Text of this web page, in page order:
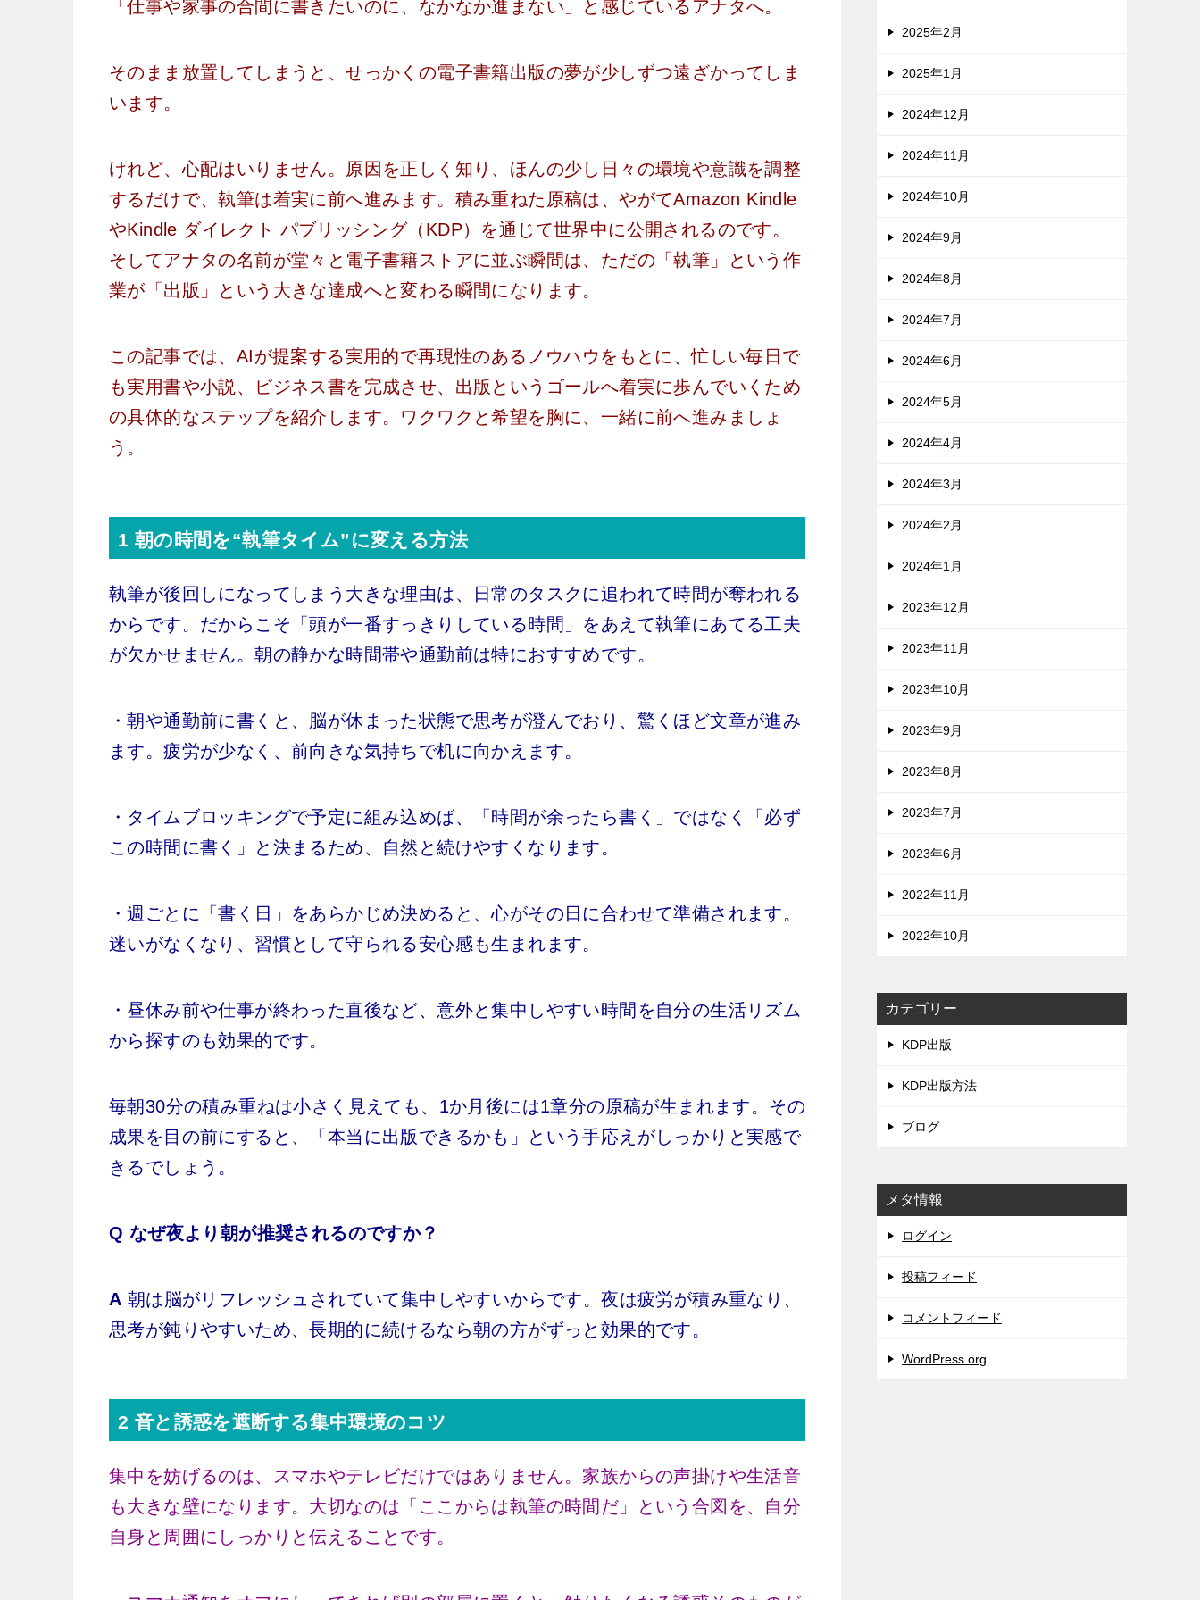
「仕事や家事の合間に書きたいのに、なかなか進まない」と感じているアナタへ。
そのまま放置してしまうと、せっかくの電子書籍出版の夢が少しずつ遠ざかってしま
います。
けれど、心配はいりません。原因を正しく知り、ほんの少し日々の環境や意識を調整
するだけで、執筆は着実に前へ進みます。積み重ねた原稿は、やがてAmazon Kindle
やKindle ダイレクト パブリッシング（KDP）を通じて世界中に公開されるのです。
そしてアナタの名前が堂々と電子書籍ストアに並ぶ瞬間は、ただの「執筆」という作
業が「出版」という大きな達成へと変わる瞬間になります。
この記事では、AIが提案する実用的で再現性のあるノウハウをもとに、忙しい毎日で
も実用書や小説、ビジネス書を完成させ、出版というゴールへ着実に歩んでいくため
の具体的なステップを紹介します。ワクワクと希望を胸に、一緒に前へ進みましょ
う。
1 朝の時間を“執筆タイム”に変える方法
執筆が後回しになってしまう大きな理由は、日常のタスクに追われて時間が奪われる
からです。だからこそ「頭が一番すっきりしている時間」をあえて執筆にあてる工夫
が欠かせません。朝の静かな時間帯や通勤前は特におすすめです。
・朝や通勤前に書くと、脳が休まった状態で思考が澄んでおり、驚くほど文章が進み
ます。疲労が少なく、前向きな気持ちで机に向かえます。
・タイムブロッキングで予定に組み込めば、「時間が余ったら書く」ではなく「必ず
この時間に書く」と決まるため、自然と続けやすくなります。
・週ごとに「書く日」をあらかじめ決めると、心がその日に合わせて準備されます。
迷いがなくなり、習慣として守られる安心感も生まれます。
・昼休み前や仕事が終わった直後など、意外と集中しやすい時間を自分の生活リズム
から探すのも効果的です。
毎朝30分の積み重ねは小さく見えても、1か月後には1章分の原稿が生まれます。その
成果を目の前にすると、「本当に出版できるかも」という手応えがしっかりと実感で
きるでしょう。
Q なぜ夜より朝が推奨されるのですか？
A 朝は脳がリフレッシュされていて集中しやすいからです。夜は疲労が積み重なり、
思考が鈍りやすいため、長期的に続けるなら朝の方がずっと効果的です。
2 音と誘惑を遮断する集中環境のコツ
集中を妨げるのは、スマホやテレビだけではありません。家族からの声掛けや生活音
も大きな壁になります。大切なのは「ここからは執筆の時間だ」という合図を、自分
自身と周囲にしっかりと伝えることです。
2025年2月
2025年1月
2024年12月
2024年11月
2024年10月
2024年9月
2024年8月
2024年7月
2024年6月
2024年5月
2024年4月
2024年3月
2024年2月
2024年1月
2023年12月
2023年11月
2023年10月
2023年9月
2023年8月
2023年7月
2023年6月
2022年11月
2022年10月
カテゴリー
KDP出版
KDP出版方法
ブログ
メタ情報
ログイン
投稿フィード
コメントフィード
WordPress.org